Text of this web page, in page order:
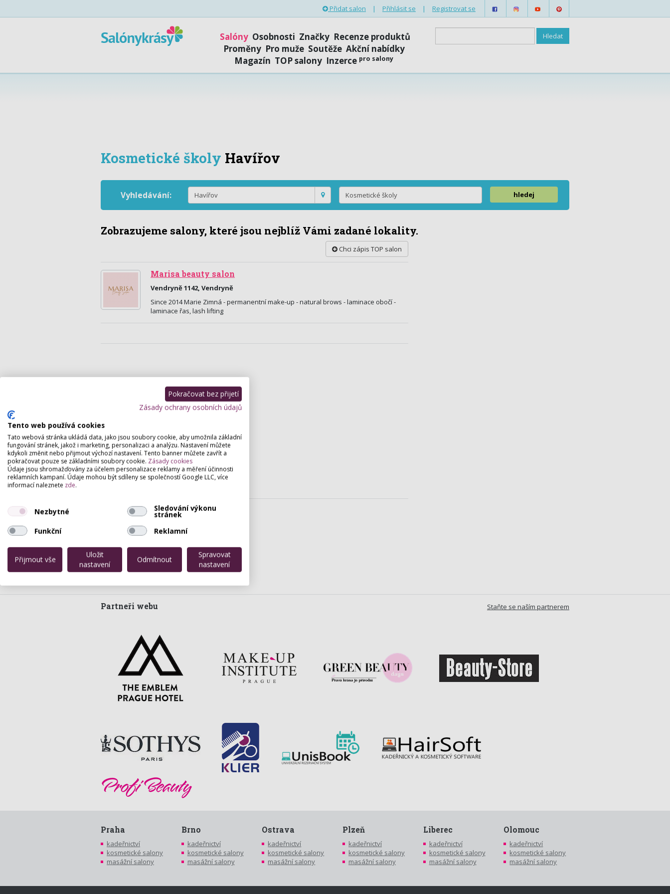
Přidat salon | Přihlásit se | Registrovat se
Salóny Osobnosti Značky Recenze produktů
Proměny Pro muže Soutěže Akční nabídky
Magazín TOP salony Inzerce pro salony
Kosmetické školy Havířov
Vyhledávání: hledej
Zobrazujeme salony, které jsou nejblíž Vámi zadané lokality.
Chci zápis TOP salon
Marisa beauty salon
Vendryně 1142, Vendryně
Since 2014 Marie Zimná - permanentní make-up - natural brows - laminace obočí -
laminace řas, lash lifting
Staňte se naším partnerem
Partneři webu
Praha
kadeřnictví
kosmetické salony
masážní salony
Brno
kadeřnictví
kosmetické salony
masážní salony
Ostrava
kadeřnictví
kosmetické salony
masážní salony
Plzeň
kadeřnictví
kosmetické salony
masážní salony
Liberec
kadeřnictví
kosmetické salony
masážní salony
Olomouc
kadeřnictví
kosmetické salony
masážní salony
Pokračovat bez přijetí
Zásady ochrany osobních údajů
Tento web používá cookies
Tato webová stránka ukládá data, jako jsou soubory cookie, aby umožnila základní
fungování stránek, jakož i marketing, personalizaci a analýzu. Nastavení můžete
kdykoli změnit nebo přijmout výchozí nastavení. Tento banner můžete zavřít a
pokračovat pouze se základními soubory cookie. Zásady cookies
Údaje jsou shromažďovány za účelem personalizace reklamy a měření účinnosti
reklamních kampaní. Údaje mohou být sdíleny se společností Google LLC, více
informací naleznete zde.
Nezbytné Sledování výkonu
stránek
Funkční
Reklamní
Přijmout vše
Uložit
nastavení
Odmítnout
Spravovat
nastavení